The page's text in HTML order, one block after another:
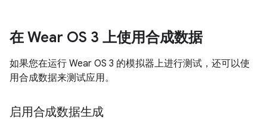
在 Wear OS 3 上使用合成数据
如果您在运行 Wear OS 3 的模拟器上进行测试，还可以使
用合成数据来测试应用。
启用合成数据生成